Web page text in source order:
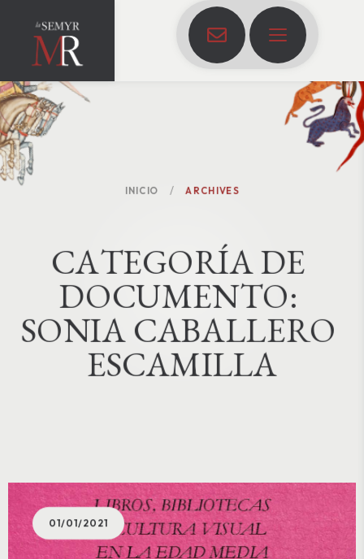
INICIO ARCHIVES
CATEGORÍADE
DOCUMENTO:
SONIA CABALLERO
ESCAMILLA
01/01/2021